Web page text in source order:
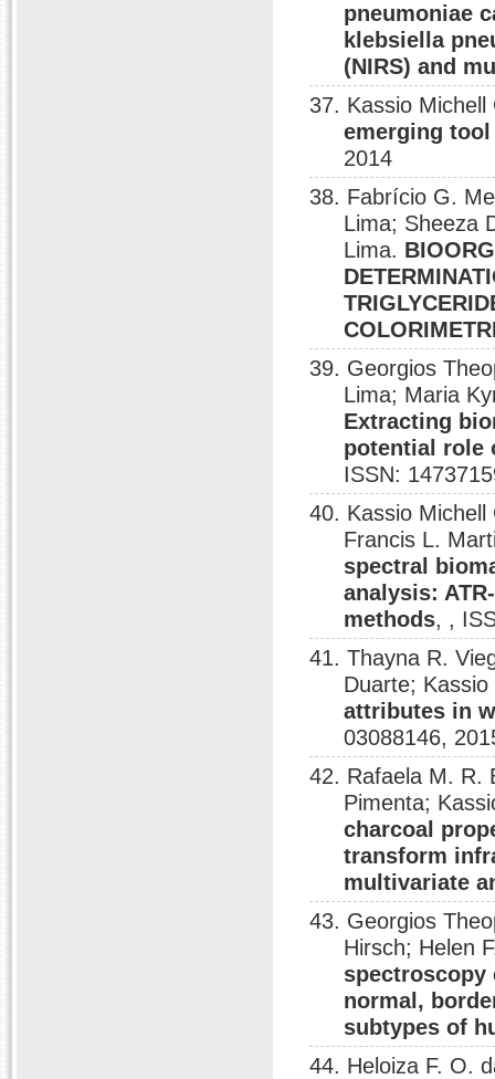
pneumoniae
klebsiella
(NIRS) and
37. Kassio
emerging
2014
38. Fabrício G.
Lima; Sheeza
Lima.
39. Georgios
Lima; Maria
Extracting
potential role
ISSN:
40. Kassio
Francis L.
spectral
analysis:
methods, ,
41. Thayna R.
Duarte;
attributes in
03088146,
42. Rafaela M. R.
Pimenta;
charcoal
transform
multivariate
43. Georgios
Hirsch; Helen
normal,
subtypes of
44. Heloiza F. O.